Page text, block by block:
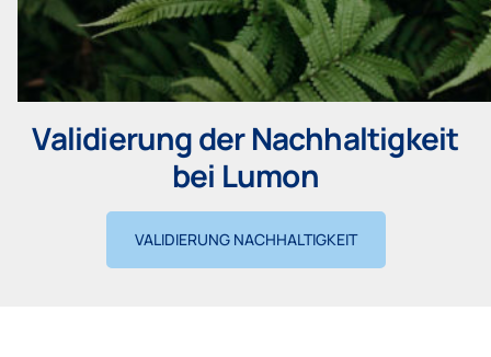
Validierung der Nachhaltigkeit
bei Lumon
VALIDIERUNG NACHHALTIGKEIT